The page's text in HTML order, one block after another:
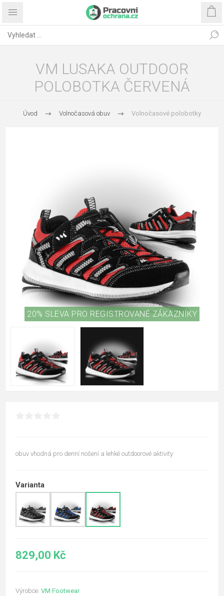
VM LUSAKA OUTDOOR
POLOBOTKA ČERVENÁ
Úvod Volnočasová obuv Volnočasové polobotky
20% SLEVA PRO REGISTROVANÉ ZÁKAZNÍKY
obuv vhodná pro denní nošení a lehké outdoorové aktivity
Varianta
829,00 Kč
Výrobce: VM Footwear